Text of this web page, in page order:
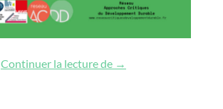
Continuer la lecture de Pratiques de
→